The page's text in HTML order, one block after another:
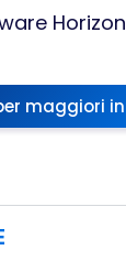
Horizon
maggiori